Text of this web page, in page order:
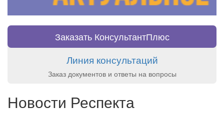
Заказать КонсультантПлюс
Линия консультаций
Заказ документов и ответы на вопросы
Новости Респекта